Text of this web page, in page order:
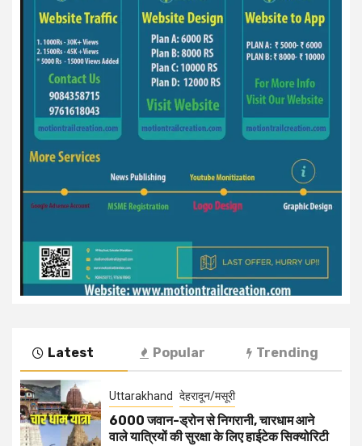
Latest Popular Trending
Uttarakhand देहरादून/मसूरी
6000 जवान-ड्रोन से निगरानी, चारधाम आने
वाले यात्रियों की सुरक्षा के लिए हाईटेक सिक्योरिटी